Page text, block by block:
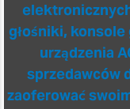
głośniki,
urządzenia
sprzedawców
zaoferować